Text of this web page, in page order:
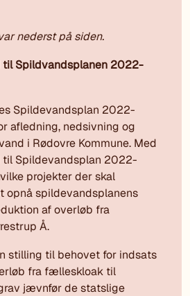
nederst på siden.
til Spildvandsplanen 2022-
Spildevandsplan 2022-
afledning, nedsivning og
i Rødovre Kommune. Med
til Spildevandsplan 2022-
projekter der skal
opnå spildevandsplanens
af overløb fra
Å.
stilling til behovet for indsats
fra fælleskloak til
jævnfør de statslige